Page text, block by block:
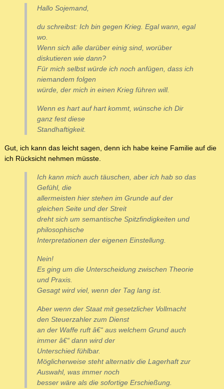
Hallo Sojemand,
du schreibst: Ich bin gegen Krieg. Egal wann, egal
wo.
Wenn sich alle darüber einig sind, worüber
diskutieren wie dann?
Für mich selbst würde ich noch anfügen, dass ich
niemandem folgen
würde, der mich in einen Krieg führen will.
Wenn es hart auf hart kommt, wünsche ich Dir
ganz fest diese
Standhaftigkeit.
Gut, ich kann das leicht sagen, denn ich habe keine Familie auf die
ich Rücksicht nehmen müsste.
Ich kann mich auch täuschen, aber ich hab so das
Gefühl, die
allermeisten hier stehen im Grunde auf der
gleichen Seite und der Streit
dreht sich um semantische Spitzfindigkeiten und
philosophische
Interpretationen der eigenen Einstellung.
Nein!
Es ging um die Unterscheidung zwischen Theorie
und Praxis.
Gesagt wird viel, wenn der Tag lang ist.
Aber wenn der Staat mit gesetzlicher Vollmacht
den Steuerzahler zum Dienst
an der Waffe ruft â€“ aus welchem Grund auch
immer â€“ dann wird der
Unterschied fühlbar.
Möglicherweise steht alternativ die Lagerhaft zur
Auswahl, was immer noch
besser wäre als die sofortige Erschießung.